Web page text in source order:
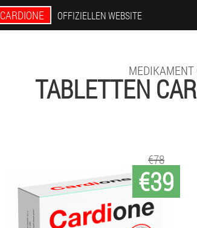
CARDIONE OFFIZIELLEN WEBSITE
MEDIKAMENT
TABLETTEN
€39
€78